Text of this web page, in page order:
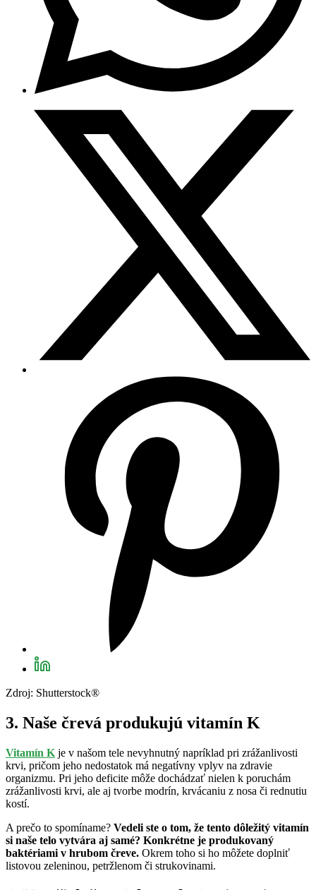
Zdroj: Shutterstock®
3. Naše črevá produkujú vitamín K
Vitamín K je v našom tele nevyhnutný napríklad pri zrážanlivosti
krvi, pričom jeho nedostatok má negatívny vplyv na zdravie
organizmu. Pri jeho deficite môže dochádzať nielen k poruchám
zrážanlivosti krvi, ale aj tvorbe modrín, krvácaniu z nosa či rednutiu
kostí.
A prečo to spomíname? Vedeli ste o tom, že tento dôležitý vitamín
si naše telo vytvára aj samé? Konkrétne je produkovaný
baktériami v hrubom čreve. Okrem toho si ho môžete doplniť
listovou zeleninou, petržlenom či strukovinami.